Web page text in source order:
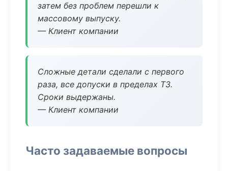
затем без проблем перешли к
массовому выпуску.
— Клиент компании
Сложные детали сделали с первого
раза, все допуски в пределах ТЗ.
Сроки выдержаны.
— Клиент компании
Часто задаваемые вопросы